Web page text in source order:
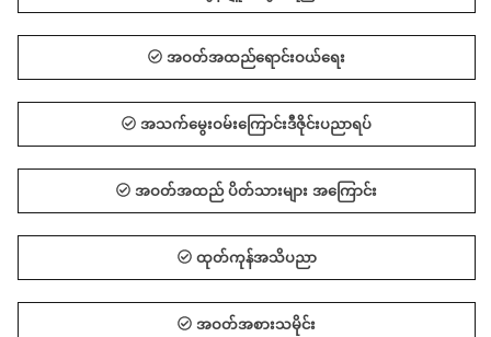
အဝတ်အထည်ရောင်းဝယ်ရေး
အသက်မွေးဝမ်းကြောင်းဒီဇိုင်းပညာရပ်
အဝတ်အထည် ပိတ်သားများ အကြောင်း
ထုတ်ကုန်အသိပညာ
အဝတ်အစားသမိုင်း